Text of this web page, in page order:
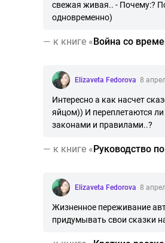
свежая живая.. - Почему:?
одновременно)
— к книге «Война со
Elizaveta Fedorova 8
Интересно а как насчет
яйцом)) И переплетаются
законами и правилами..?
— к книге «Руководство
Elizaveta Fedorova 8
Жизненное переживание
придумывать свои сказки